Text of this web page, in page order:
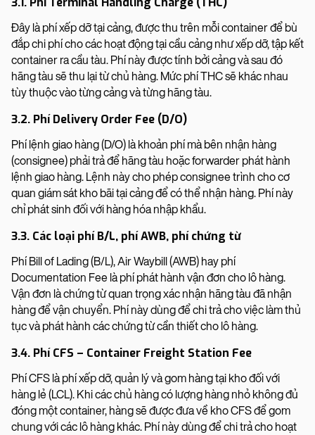
Đây là phí xếp dỡ tại cảng, được thu trên mỗi container để bù
đắp chi phí cho các hoạt động tại cầu cảng như xếp dỡ, tập kết
container ra cầu tàu. Phí này được tính bởi cảng và sau đó
hãng tàu sẽ thu lại từ chủ hàng. Mức phí THC sẽ khác nhau
tùy thuộc vào từng cảng và từng hãng tàu.
3.2. Phí Delivery Order Fee (D/O)
Phí lệnh giao hàng (D/O) là khoản phí mà bên nhận hàng
(consignee) phải trả để hãng tàu hoặc forwarder phát hành
lệnh giao hàng. Lệnh này cho phép consignee trình cho cơ
quan giám sát kho bãi tại cảng để có thể nhận hàng. Phí này
chỉ phát sinh đối với hàng hóa nhập khẩu.
3.3. Các loại phí B/L, phí AWB, phí chứng từ
Phí Bill of Lading (B/L), Air Waybill (AWB) hay phí
Documentation Fee là phí phát hành vận đơn cho lô hàng.
Vận đơn là chứng từ quan trọng xác nhận hãng tàu đã nhận
hàng để vận chuyển. Phí này dùng để chi trả cho việc làm thủ
tục và phát hành các chứng từ cần thiết cho lô hàng.
3.4. Phí CFS – Container Freight Station Fee
Phí CFS là phí xếp dỡ, quản lý và gom hàng tại kho đối với
hàng lẻ (LCL). Khi các chủ hàng có lượng hàng nhỏ không đủ
đóng một container, hàng sẽ được đưa về kho CFS để gom
chung với các lô hàng khác. Phí này dùng để chi trả cho hoạt